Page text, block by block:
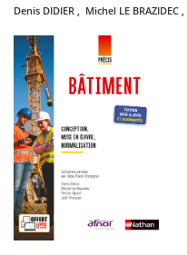
denis DIDIER , michel LE BRAZIDEC ,